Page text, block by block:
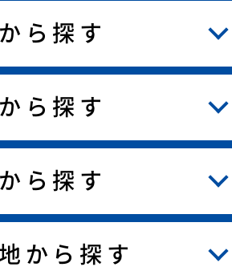
ら探す
ら探す
ら探す
から探す